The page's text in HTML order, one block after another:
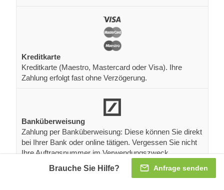
Kreditkarte
Kreditkarte (Maestro, Mastercard oder Visa). Ihre
Zahlung erfolgt fast ohne Verzögerung.
Banküberweisung
Zahlung per Banküberweisung: Diese können Sie direkt
bei Ihrer Bank oder online tätigen. Vergessen Sie nicht
Ihre Auftragsnummer im Verwendungszweck
anzugeben.
Anfrage senden
Brauche Sie Hilfe?